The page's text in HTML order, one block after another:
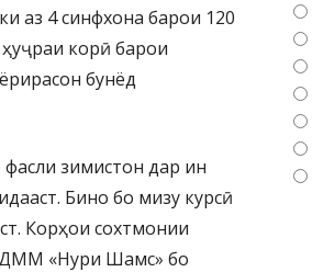
аз 4 синфхона барои 120
корӣ барои
бунёд
зимистон дар ин
Бино бо мизу курсӣ
Корҳои сохтмонии
«Нури Шамс» бо